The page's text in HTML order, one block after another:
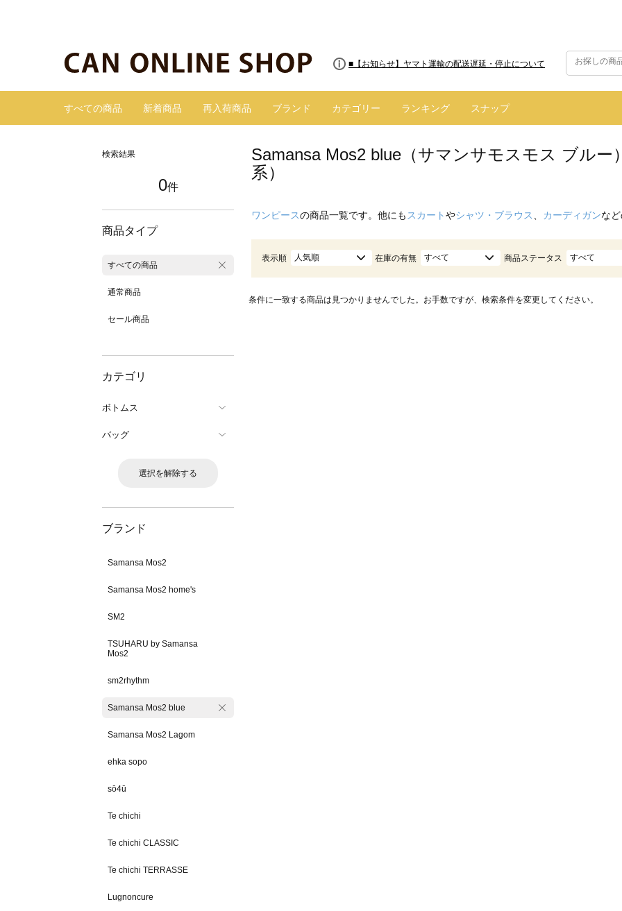
■【お知らせ】ヤマト運輸の配送遅延・停止について
すべての商品 新着商品 再入荷商品 ブランド カテゴリー ランキング スナップ
検索結果
0件
商品タイプ
すべての商品
通常商品
セール商品
カテゴリ
ボトムス
バッグ
選択を解除する
ブランド
Samansa Mos2
Samansa Mos2 home's
SM2
TSUHARU by Samansa
Mos2
sm2rhythm
Samansa Mos2 blue
Samansa Mos2 Lagom
ehka sopo
sō4ū
Te chichi
Te chichi CLASSIC
Te chichi TERRASSE
Lugnoncure
Samansa Mos2 blue（サマンサモスモス ブル
系）
ワンピースの商品一覧です。他にも スカートやシャツ・ブラウス カーディガンな
表示順 人気順 在庫の有無 すべて 商品ステータス すべて
条件に一致する商品は見つかりませんでした。お手数ですが、検索条件を変更してください。